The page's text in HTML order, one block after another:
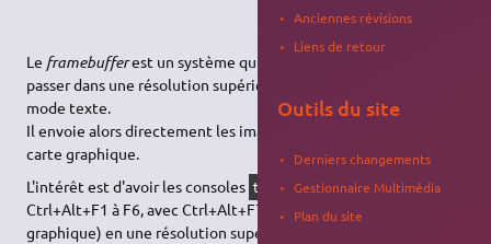
Le framebufferest un système qui va permettre à Linux de
passer dans une résolution supérieure au classique VGA en
mode texte.
Il envoie alors directement les images en haute résolution à la
carte graphique.
L'intérêt est d'avoir les consoles tty1 àtty6(accessibles avec
Ctrl+Alt+F1 à F6, avec Ctrl+Alt+F7 pour revenir en mode
graphique) en une résolution supérieure à 640x480 (c'est
Anciennes révisions
Liens de retour
Outils du site
Derniers changements
Gestionnaire Multimédia
Plan du site